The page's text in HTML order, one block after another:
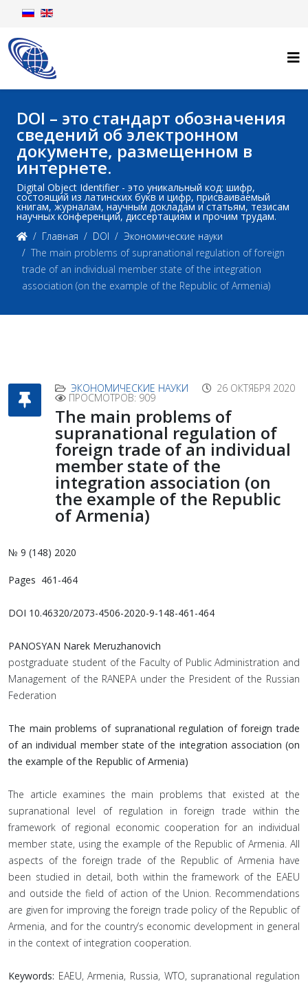
DOI – это стандарт обозначения
сведений об электронном
документе, размещенном в
интернете.
Digital Object Identifier - это уникальный код: шифр,
состоящий из латинских букв и цифр, присваиваемый
книгам, журналам, научным докладам и статьям, тезисам
научных конференций, диссертациям и прочим трудам.
Главная
DOI
Экономические науки
The main problems of supranational regulation of foreign
trade of an individual member state of the integration
association (on the example of the Republic of Armenia)
ЭКОНОМИЧЕСКИЕ НАУКИ 26 ОКТЯБРЯ 2020
ПРОСМОТРОВ: 909
The main problems of
supranational regulation of
foreign trade of an individual
member state of the
integration association (on
the example of the Republic
of Armenia)
№ 9 (148) 2020
Pages 461-464
DOI 10.46320/2073-4506-2020-9-148-461-464
PANOSYAN Narek Meruzhanovich
postgraduate student of the Faculty of Public Administration and
Management of the RANEPA under the President of the Russian
Federation
The main problems of supranational regulation of foreign trade
of an individual member state of the integration association (on
the example of the Republic of Armenia)
The article examines the main problems that existed at the
supranational level of regulation in foreign trade within the
framework of regional economic cooperation for an individual
member state, using the example of the Republic of Armenia. All
aspects of the foreign trade of the Republic of Armenia have
been studied in detail, both within the framework of the EAEU
and outside the field of action of the Union. Recommendations
are given for improving the foreign trade policy of the Republic of
Armenia, and for the country’s economic development in general
in the context of integration cooperation.
Keywords: EAEU, Armenia, Russia, WTO, supranational regulation